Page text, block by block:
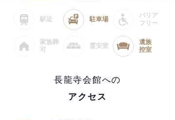
駅近 駐車場
バリア
フリー
家族葬
可
霊安室
遺族
控室
長龍寺会館への
アクセス